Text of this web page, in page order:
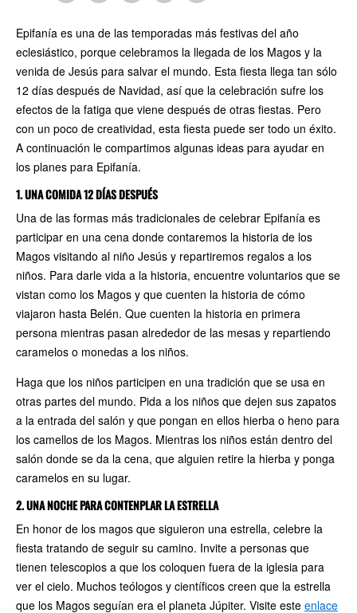
Epifanía es una de las temporadas más festivas del año
eclesiástico, porque celebramos la llegada de los Magos y la
venida de Jesús para salvar el mundo. Esta fiesta llega tan sólo
12 días después de Navidad, así que la celebración sufre los
efectos de la fatiga que viene después de otras fiestas. Pero
con un poco de creatividad, esta fiesta puede ser todo un éxito.
A continuación le compartimos algunas ideas para ayudar en
los planes para Epifanía.
1. UNA COMIDA 12 DÍAS DESPUÉS
Una de las formas más tradicionales de celebrar Epifanía es
participar en una cena donde contaremos la historia de los
Magos visitando al niño Jesús y repartiremos regalos a los
niños. Para darle vida a la historia, encuentre voluntarios que se
vistan como los Magos y que cuenten la historia de cómo
viajaron hasta Belén. Que cuenten la historia en primera
persona mientras pasan alrededor de las mesas y repartiendo
caramelos o monedas a los niños.
Haga que los niños participen en una tradición que se usa en
otras partes del mundo. Pida a los niños que dejen sus zapatos
a la entrada del salón y que pongan en ellos hierba o heno para
los camellos de los Magos. Mientras los niños están dentro del
salón donde se da la cena, que alguien retire la hierba y ponga
caramelos en su lugar.
2. UNA NOCHE PARA CONTENPLAR LA ESTRELLA
En honor de los magos que siguieron una estrella, celebre la
fiesta tratando de seguir su camino. Invite a personas que
tienen telescopios a que los coloquen fuera de la iglesia para
ver el cielo. Muchos teólogos y científicos creen que la estrella
que los Magos seguían era el planeta Júpiter. Visite este enlace